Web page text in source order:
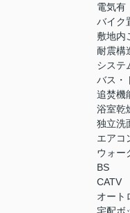
電気有
バイク
敷地内
耐震構
システ
バス・
追焚機
浴室乾
独立洗
エアコ
ウォー
BS
CATV
オート